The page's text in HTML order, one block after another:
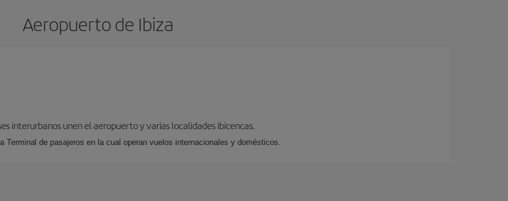
Aeropuerto de Ibiza
interurbanos unen el aeropuerto y varias localidades ibicencas.
Terminal de pasajeros en la cual operan vuelos internacionales y domésticos.